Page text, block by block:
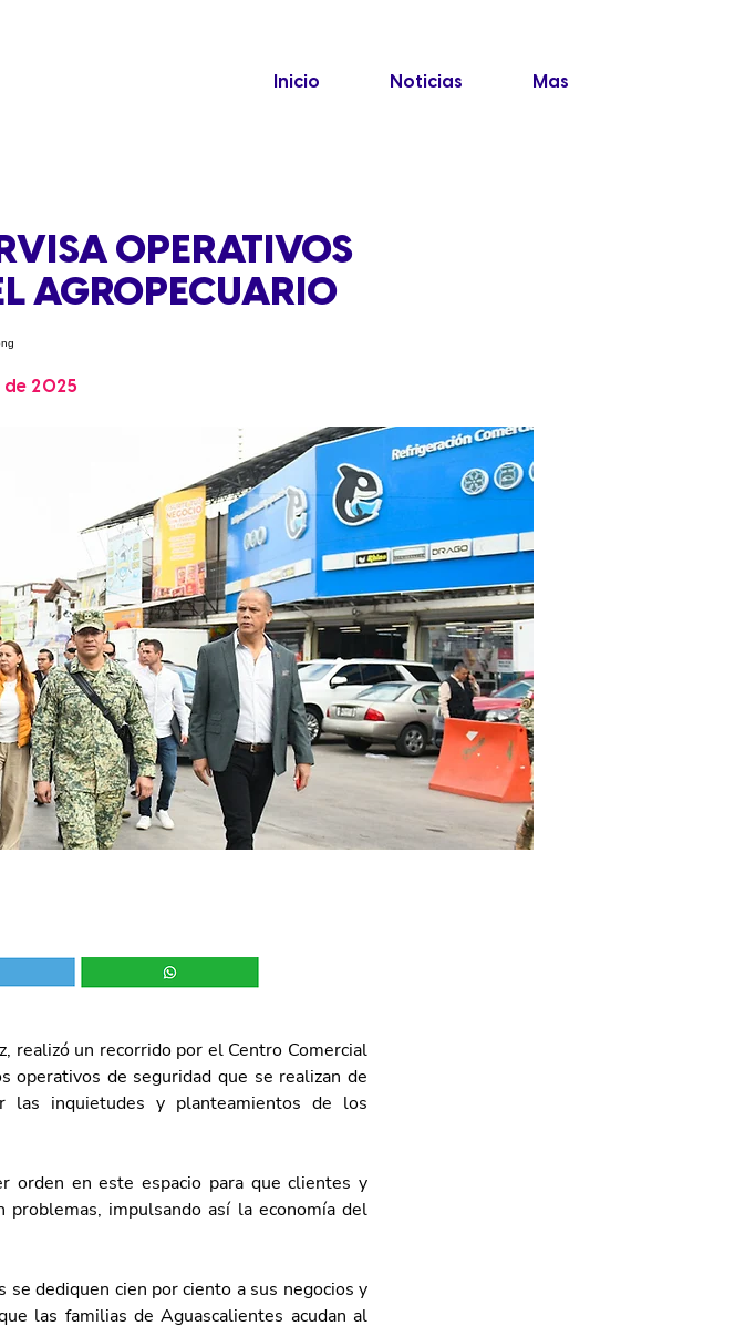
Inicio Noticias Mas
OPERATIVOS
AGROPECUARIO
de 2025
realizó un recorrido por el Centro Comercial
operativos de seguridad que se realizan de
las inquietudes y planteamientos de los
orden en este espacio para que clientes y
problemas, impulsando así la economía del
dediquen cien por ciento a sus negocios y
las familias de Aguascalientes acudan al